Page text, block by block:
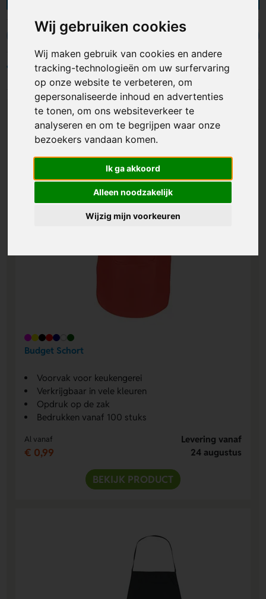
Wij gebruiken cookies
Wij maken gebruik van cookies en andere
tracking-technologieën om uw surfervaring
op onze website te verbeteren, om
gepersonaliseerde inhoud en advertenties
te tonen, om ons websiteverkeer te
analyseren en om te begrijpen waar onze
bezoekers vandaan komen.
Ik ga akkoord
Alleen noodzakelijk
Wijzig mijn voorkeuren
genoeg. Ze bieden kleding bescherming tijdens
het koken, barbecueën of bakken. Wij kunnen een
keukenschort bedrukken met een logo, slogan of
ander ontwerp opdruk, bijvoorbeeld op borst
en/of de voorzakken. Met bedrukte schorten kies
je voor functionele keukenaccessoires die relaties
bijna dagelijks aan jouw merk of bedrijf
herinneren. Bekijk ons assortiment.
Luxe schorten
Filters
Budget Schort
Voorvak voor keukengerei
Verkrijgbaar in vele kleuren
Opdruk op de zak
Bedrukken vanaf 100 stuks
Al vanaf
€ 0,99
Levering vanaf
24 augustus
BEKIJK PRODUCT